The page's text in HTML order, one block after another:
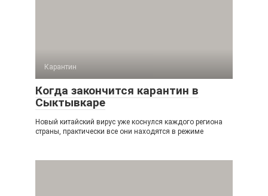
Карантин
Когда закончится карантин в
Сыктывкаре
Новый китайский вирус уже коснулся каждого региона
страны, практически все они находятся в режиме